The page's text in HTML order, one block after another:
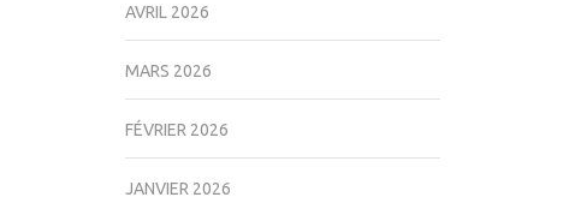
AVRIL 2026
MARS 2026
FÉVRIER 2026
JANVIER 2026